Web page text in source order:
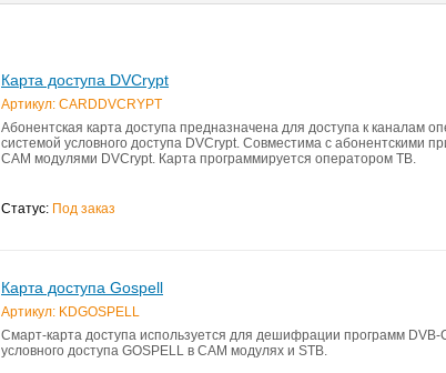
Карта доступа DVCrypt
Артикул: CARDDVCRYPT
Абонентская карта доступа предназначена для доступа к каналам
системой условного доступа DVCrypt. Совместима с абонентскими
CAM модулями DVCrypt. Карта программируется оператором ТВ.
Статус: Под заказ
Карта доступа Gospell
Артикул: KDGOSPELL
Смарт-карта доступа используется для дешифрации программ DVB-
условного доступа GOSPELL в CAM модулях и STB.